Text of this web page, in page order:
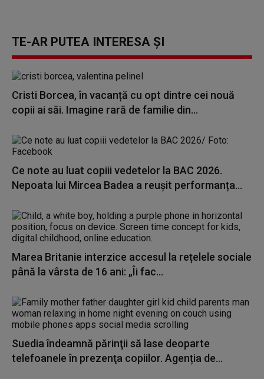
TE-AR PUTEA INTERESA ȘI
Cristi Borcea, în vacanță cu opt dintre cei nouă
copii ai săi. Imagine rară de familie din...
Ce note au luat copiii vedetelor la BAC 2026.
Nepoata lui Mircea Badea a reușit performanța...
Marea Britanie interzice accesul la rețelele sociale
până la vârsta de 16 ani: „Îi fac...
Suedia îndeamnă părinţii să lase deoparte
telefoanele în prezenţa copiilor. Agenția de...